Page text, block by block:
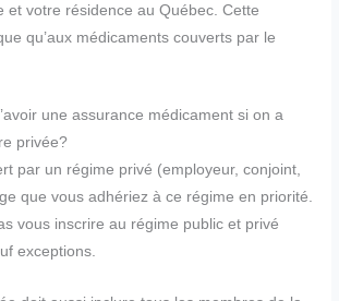
et votre résidence au Québec. Cette
qu’aux médicaments couverts par le
une assurance médicament si on a
privée?
par un régime privé (employeur, conjoint,
que vous adhériez à ce régime en priorité.
vous inscrire au régime public et privé
exceptions.